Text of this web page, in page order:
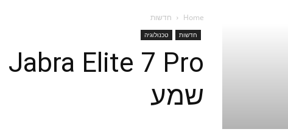
Home חדשות
חדשות טכנולוגיה
שמע